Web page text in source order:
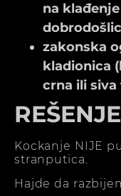
na
zakonska
kladionica
crna ili siva
REŠENJE
Kockanje NIJE
stranputica.
Hajde da